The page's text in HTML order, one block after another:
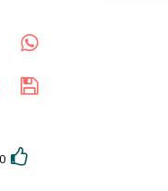
0